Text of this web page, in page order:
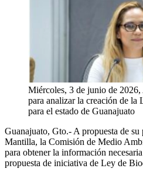
Miércoles, 3 de junio de
para analizar la creación de la
para el estado de Guanajuato
Guanajuato, Gto.- A propuesta de
Mantilla, la Comisión de Medio
para obtener la información
propuesta de iniciativa de Ley de